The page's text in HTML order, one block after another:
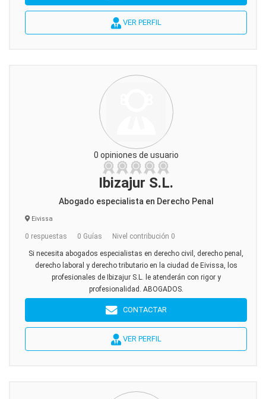
VER PERFIL
0 opiniones de usuario
Ibizajur S.L.
Abogado especialista en Derecho Penal
Eivissa
0 respuestas 0 Guías Nivel contribución 0
Si necesita abogados especialistas en derecho civil, derecho penal,
derecho laboral y derecho tributario en la ciudad de Eivissa, los
profesionales de Ibizajur S.L. le atenderán con rigor y
profesionalidad. ABOGADOS.
CONTACTAR
VER PERFIL